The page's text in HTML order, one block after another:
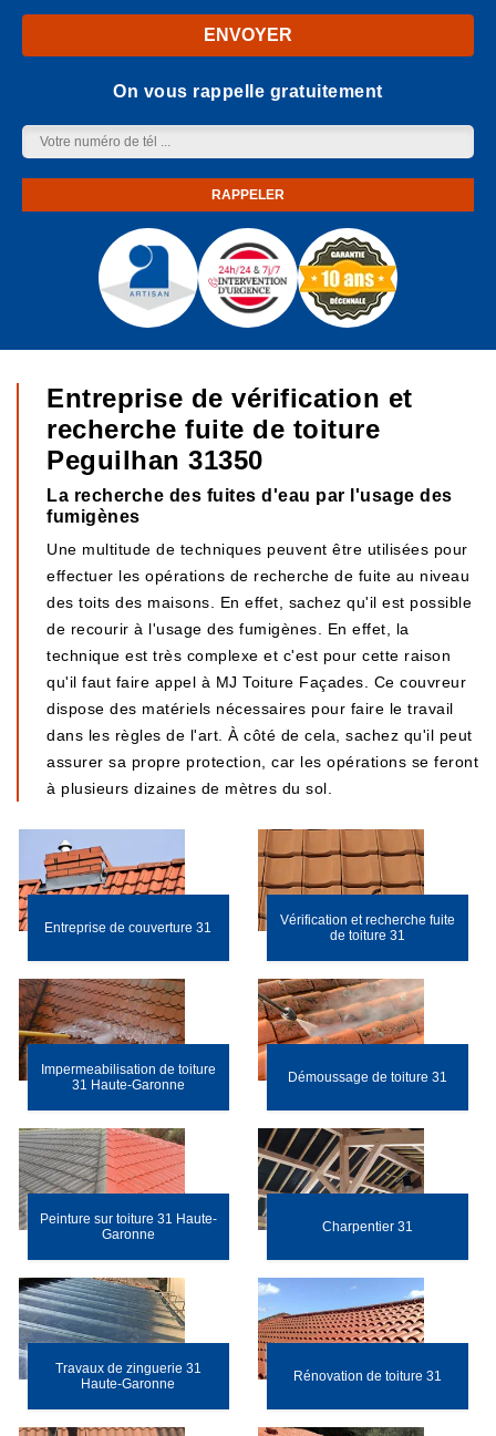
On vous rappelle gratuitement
Entreprise de vérification et
recherche fuite de toiture
Peguilhan 31350
La recherche des fuites d'eau par l'usage des
fumigènes
Une multitude de techniques peuvent être utilisées pour
effectuer les opérations de recherche de fuite au niveau
des toits des maisons. En effet, sachez qu'il est possible
de recourir à l'usage des fumigènes. En effet, la
technique est très complexe et c'est pour cette raison
qu'il faut faire appel à MJ Toiture Façades. Ce couvreur
dispose des matériels nécessaires pour faire le travail
dans les règles de l'art. À côté de cela, sachez qu'il peut
assurer sa propre protection, car les opérations se feront
à plusieurs dizaines de mètres du sol.
Entreprise de couverture 31
Vérification et recherche fuite
de toiture 31
Impermeabilisation de toiture
31 Haute-Garonne
Démoussage de toiture 31
Peinture sur toiture 31 Haute-
Garonne
Charpentier 31
Travaux de zinguerie 31
Haute-Garonne
Rénovation de toiture 31